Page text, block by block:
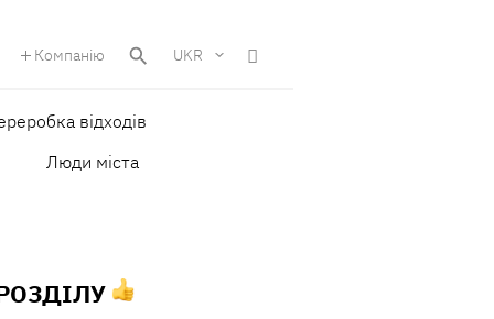
Компанію UKR
відходів
Люди міста